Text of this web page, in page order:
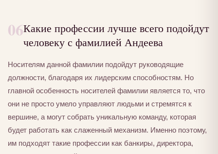
06Какие профессии лучше всего подойдут
человеку с фамилией Андеева
Носителям данной фамилии подойдут руководящие
должности, благодаря их лидерским способностям. Но
главной особенность носителей фамилии является то, что
они не просто умело управляют людьми и стремятся к
вершине, а могут собрать уникальную команду, которая
будет работать как слаженный механизм. Именно поэтому,
им подходят такие профессии как банкиры, директора,